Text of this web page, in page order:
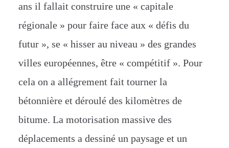
ans il fallait construire une « capitale
régionale » pour faire face aux « défis du
futur », se « hisser au niveau » des grandes
villes européennes, être « compétitif ». Pour
cela on a allégrement fait tourner la
bétonnière et déroulé des kilomètres de
bitume. La motorisation massive des
déplacements a dessiné un paysage et un